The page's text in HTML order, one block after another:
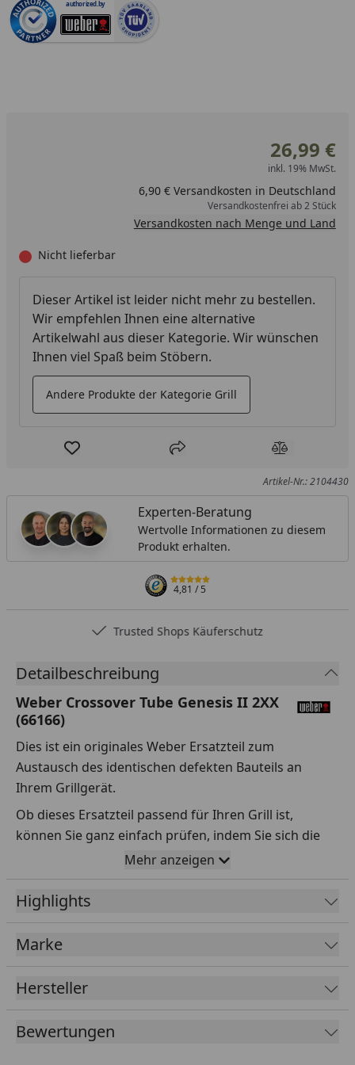
authorized.by
26,99 €
inkl. 19% MwSt.
6,90 € Versandkosten in Deutschland
Versandkostenfrei ab 2 Stück
Versandkosten nach Menge und Land
Nicht lieferbar
Dieser Artikel ist leider nicht mehr zu bestellen.
Wir empfehlen Ihnen eine alternative
Artikelwahl aus dieser Kategorie. Wir wünschen
Ihnen viel Spaß beim Stöbern.
Andere Produkte der Kategorie Grill
Produkt zur Wunschliste hinzufügen
Teilen Produkt
Artikel-Nr.: 2104430
Experten-Beratung
Wertvolle Informationen zu diesem
Produkt erhalten.
4,81/ 5
Trusted Shops Käuferschutz
Detailbeschreibung
Weber Crossover Tube Genesis II 2XX
(66166)
Dies ist ein originales Weber Ersatzteil zum
Austausch des identischen defekten Bauteils an
Ihrem Grillgerät.
Ob dieses Ersatzteil passend für Ihren Grill ist,
können Sie ganz einfach prüfen, indem Sie sich die
Explosionszeichnung Ihres Grills anschauen und dort
das betreffende Teil heraussuchen.
Über die Seriennummer Ihres Grillgeräts kommen Sie
ganz einfach zur passenden Explosionszeichnung.
Geben Sie dafür die Seriennummer
Sollte Ihnen nicht bekannt sein, wo Sie die
Seriennummer finden, klicken Sie bitteHIER.
Mehr anzeigen
Highlights
Marke
Hersteller
Bewertungen